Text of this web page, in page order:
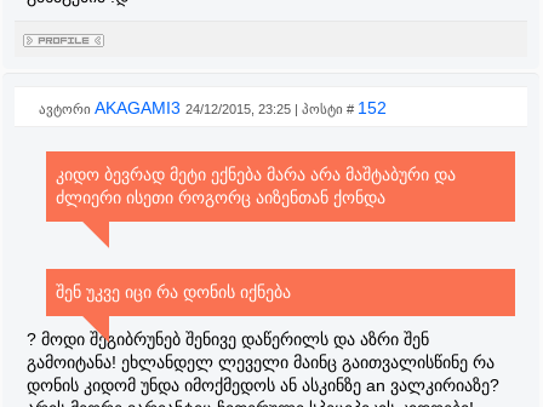
ავტორი AKAGAMI3 24/12/2015, 23:25 | პოსტი # 152
კიდო ბევრად მეტი ექნება მარა არა მაშტაბური და
ძლიერი ისეთი როგორც აიზენთან ქონდა
შენ უკვე იცი რა დონის იქნება
? მოდი შეგიბრუნებ შენივე დაწერილს და აზრი შენ
გამოიტანა! ეხლანდელ ლეველი მაინც გაითვალისწინე რა
დონის კიდომ უნდა იმოქმედოს ან ასკინზე an ვალკირიაზე?